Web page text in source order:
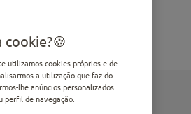
cookie?
utilizamos cookies próprios e de
a utilização que faz do
lhe anúncios personalizados
perfil de navegação.